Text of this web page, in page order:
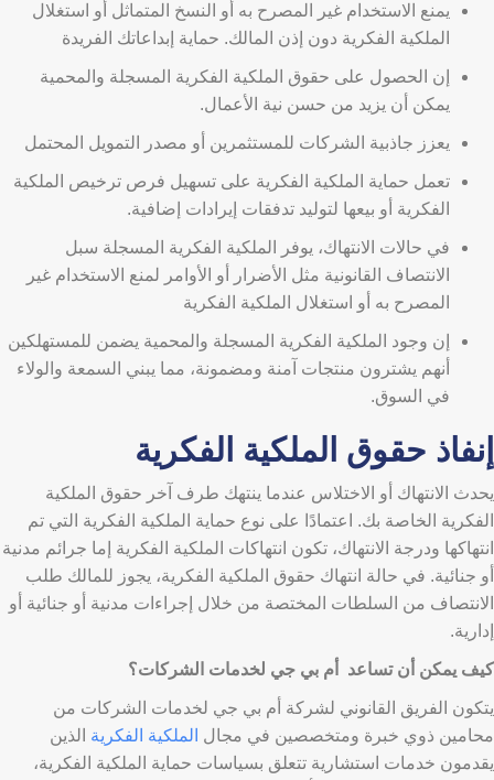
يمنع الاستخدام غير المصرح به أو النسخ المتماثل أو استغلال
الملكية الفكرية دون إذن المالك. حماية إبداعاتك الفريدة
إن الحصول على حقوق الملكية الفكرية المسجلة والمحمية
يمكن أن يزيد من حسن نية الأعمال.
يعزز جاذبية الشركات للمستثمرين أو مصدر التمويل المحتمل
تعمل حماية الملكية الفكرية على تسهيل فرص ترخيص الملكية
الفكرية أو بيعها لتوليد تدفقات إيرادات إضافية.
في حالات الانتهاك، يوفر الملكية الفكرية المسجلة سبل
الانتصاف القانونية مثل الأضرار أو الأوامر لمنع الاستخدام غير
المصرح به أو استغلال الملكية الفكرية
إن وجود الملكية الفكرية المسجلة والمحمية يضمن للمستهلكين
أنهم يشترون منتجات آمنة ومضمونة، مما يبني السمعة والولاء
في السوق.
إنفاذ حقوق الملكية الفكرية
يحدث الانتهاك أو الاختلاس عندما ينتهك طرف آخر حقوق الملكية
الفكرية الخاصة بك. اعتمادًا على نوع حماية الملكية الفكرية التي تم
انتهاكها ودرجة الانتهاك، تكون انتهاكات الملكية الفكرية إما جرائم مدنية
أو جنائية. في حالة انتهاك حقوق الملكية الفكرية، يجوز للمالك طلب
الانتصاف من السلطات المختصة من خلال إجراءات مدنية أو جنائية أو
إدارية.
كيف يمكن أن تساعد أم بي جي لخدمات الشركات؟
يتكون الفريق القانوني لشركة أم بي جي لخدمات الشركات من
محامين ذوي خبرة ومتخصصين في مجال الملكية الفكرية الذين
يقدمون خدمات استشارية تتعلق بسياسات حماية الملكية الفكرية،